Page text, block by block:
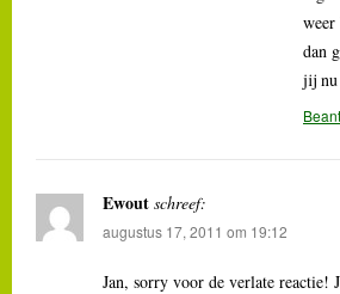
weer
dan
jij nu
Ewout schreef:
augustus 17, 2011 om 19:12
Jan, sorry voor de verlate reactie!